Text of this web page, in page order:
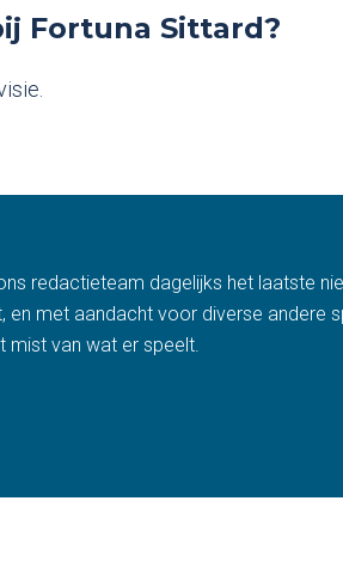
Fortuna Sittard?
redactieteam dagelijks het laatste
en met aandacht voor diverse andere
mist van wat er speelt.